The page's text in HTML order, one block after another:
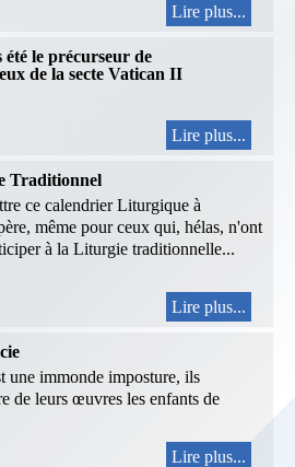
Lire plus...
le précurseur de
de la secte Vatican II
Lire plus...
Traditionnel
ce calendrier Liturgique à
même pour ceux qui, hélas, n'ont
à la Liturgie traditionnelle...
Lire plus...
une immonde imposture, ils
de leurs œuvres les enfants de
Lire plus...